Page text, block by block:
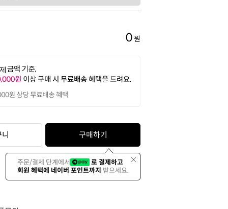
0원
구매하기
주문/결제 단계에서
로 결제하고
회원 혜택에 네이버 포인트까지 받으세요.